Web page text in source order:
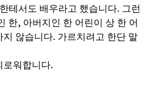
테서도 배우라고 했습니다. 그런
한, 아버지인 한 어린이 상 한 어
지 않습니다. 가르치려고 한단 말
로워합니다.